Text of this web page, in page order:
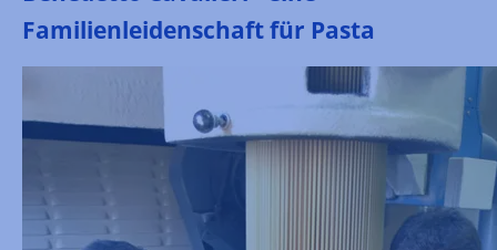
Familienleidenschaft für Pasta